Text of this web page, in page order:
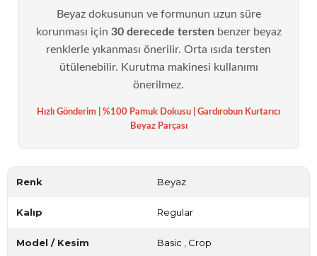
Beyaz dokusunun ve formunun uzun süre
korunması için 30 derecede tersten benzer beyaz
renklerle yıkanması önerilir. Orta ısıda tersten
ütülenebilir. Kurutma makinesi kullanımı
önerilmez.
Hızlı Gönderim | %100 Pamuk Dokusu | Gardırobun Kurtarıcı
Beyaz Parçası
Renk Beyaz
Kalıp Regular
Model / Kesim Basic Crop